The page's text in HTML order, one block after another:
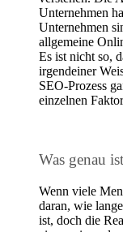
Unternehmen
Unternehmen
allgemeine
Es ist nicht so,
irgendeiner
SEO-Prozess
einzelnen
Was genau
Wenn viele
daran, wie
ist, doch die